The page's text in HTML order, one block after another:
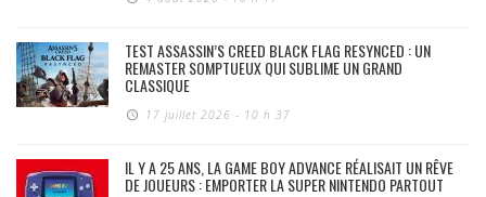
TEST ASSASSIN’S CREED BLACK FLAG RESYNCED : UN
REMASTER SOMPTUEUX QUI SUBLIME UN GRAND
CLASSIQUE
17 juillet 2026 - 10 h 37
IL Y A 25 ANS, LA GAME BOY ADVANCE RÉALISAIT UN RÊVE
DE JOUEURS : EMPORTER LA SUPER NINTENDO PARTOUT